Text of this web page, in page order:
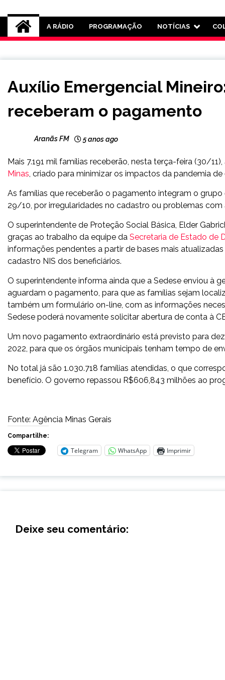
Rádio Aranãs 105.3
A RÁDIO PROGRAMAÇÃO NOTÍCIAS
GERAIS
Auxílio Emergencial
receberam o pagamento
Aranãs FM 5 anos ago
Mais 7.191 mil famílias receberão, nesta terça-feira (30/
Minas, criado para minimizar os impactos da pandemia
As famílias que receberão o pagamento integram o
29/10, por irregularidades no cadastro ou problemas
O superintendente de Proteção Social Básica, Elder
graças ao trabalho da equipe da Secretaria de Estado de
informações pendentes a partir de bases mais
cadastro NIS dos beneficiários.
O superintendente informa ainda que a Sedese enviou à
aguardam o pagamento, para que as famílias sejam
também um formulário on-line, com as informações
Sedese poderá novamente solicitar abertura de conta à
Um novo pagamento extraordinário está previsto para
2022, para que os órgãos municipais tenham tempo de
No total já são 1.030.718 famílias atendidas, o que
benefício. O governo repassou R$606,843 milhões ao
Fonte: Agência Minas Gerais
Compartilhe:
Telegram WhatsApp Imprimir
Deixe seu comentário: